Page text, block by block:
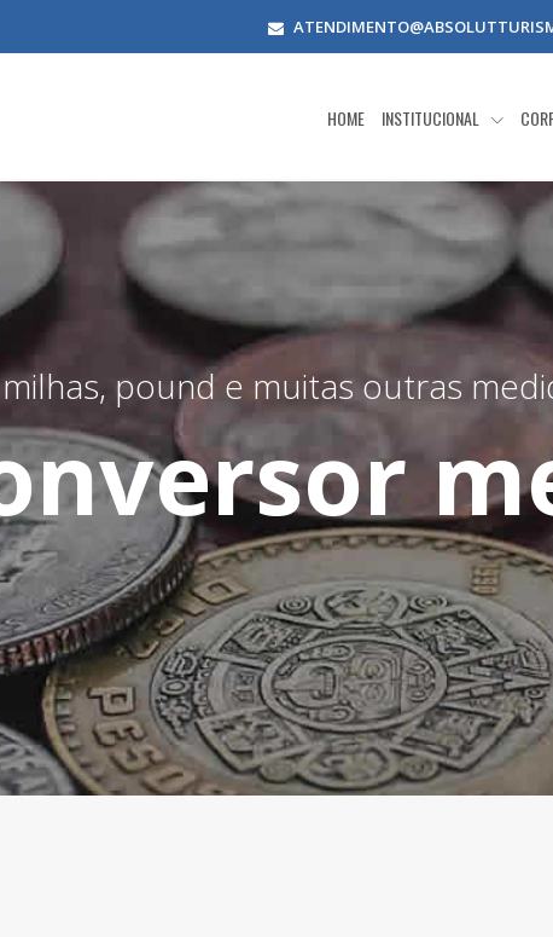
HOME INSTITUCIONAL
pound e muitas outras